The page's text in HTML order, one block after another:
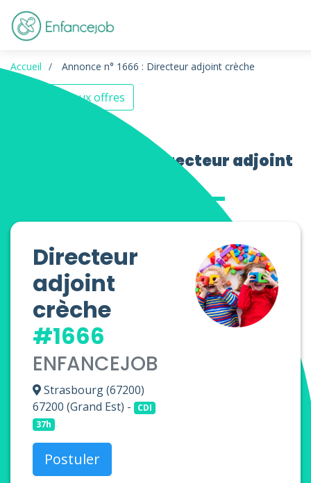
Accueil Annonce n° 1666 : Directeur adjoint crèche
Retour aux offres
Offres d’emploi Directeur adjoint
Directeur
adjoint
crèche
#1666
ENFANCEJOB
Strasbourg (67200)
67200 (Grand Est) -
CDI
37h
Postuler